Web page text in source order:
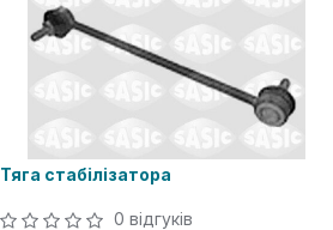
Тяга стабілізатора
0 відгуків